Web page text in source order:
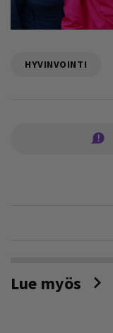
HYVINVOINTI
Lue myös